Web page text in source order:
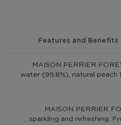
Features and Benefits
MAISON PERRIER
water (99.8%), natural peach
MAISON PERRIER
sparkling and refreshing.